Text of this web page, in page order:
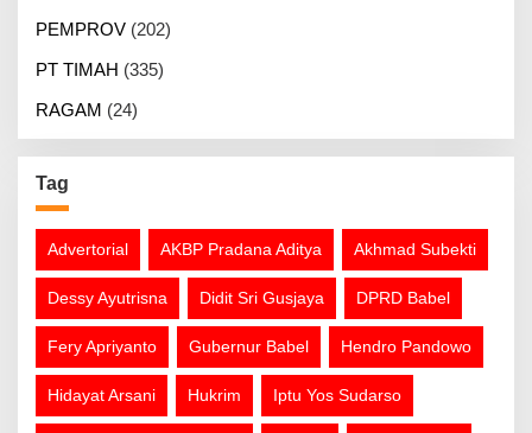
PEMPROV (202)
PT TIMAH (335)
RAGAM (24)
Tag
Advertorial AKBP Pradana Aditya Akhmad Subekti
Dessy Ayutrisna Didit Sri Gusjaya DPRD Babel
Fery Apriyanto Gubernur Babel Hendro Pandowo
Hidayat Arsani Hukrim Iptu Yos Sudarso